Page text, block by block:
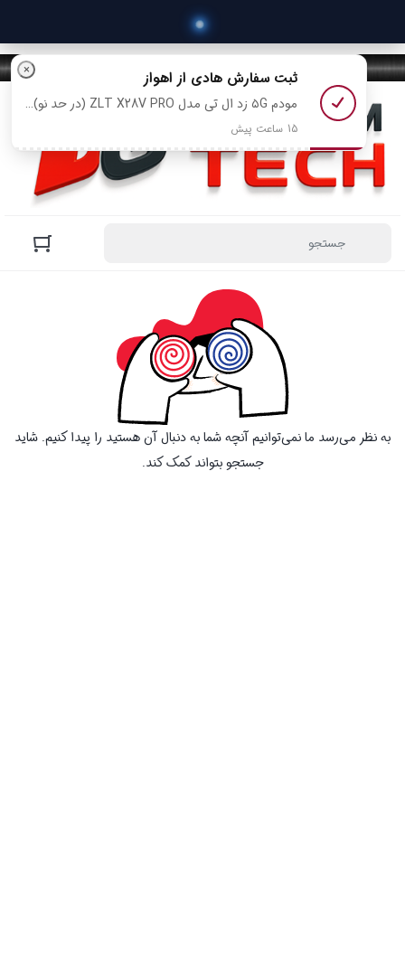
به نظر می‌رسد ما نمی‌توانیم آنچه شما به دنبال آن هستید را پیدا کنیم. شاید
جستجو بتواند کمک کند.
× ثبت سفارش هادی از اهواز
مودم ۵G زد ال تی مدل ZLT X28V PRO (در حد نو) رو خرید کرد
15 ساعت پیش